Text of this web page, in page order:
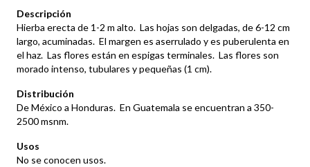
Descripción
Hierba erecta de 1-2 m alto. Las hojas son delgadas, de 6-12 cm
largo, acuminadas. El margen es aserrulado y es puberulenta en
el haz. Las flores están en espigas terminales. Las flores son
morado intenso, tubulares y pequeñas (1 cm).
Distribución
De México a Honduras. En Guatemala se encuentran a 350-
2500 msnm.
Usos
No se conocen usos.